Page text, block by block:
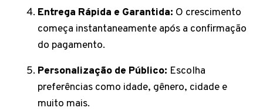
Entrega Rápida e Garantida: O crescimento
começa instantaneamente após a confirmação
do pagamento.
Personalização de Público: Escolha
preferências como idade, gênero, cidade e
muito mais.